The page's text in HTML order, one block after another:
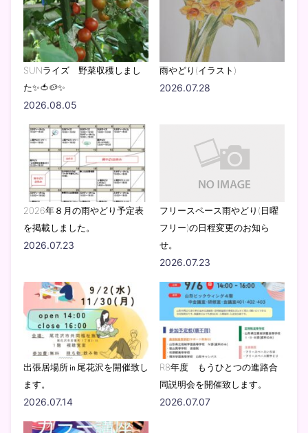
SUNライズ 野菜収穫しまし
た✨🍅🥔✨
2026.08.05
雨やどり(イラスト)
2026.07.28
2026年８月の雨やどり予定表
を掲載しました。
2026.07.23
フリースペース雨やどり(日曜
フリー)の日程変更のお知ら
せ。
2026.07.23
出張居場所㏌尾花沢を開催致し
ます。
2026.07.14
R8年度 もうひとつの進路合
同説明会を開催致します。
2026.07.07